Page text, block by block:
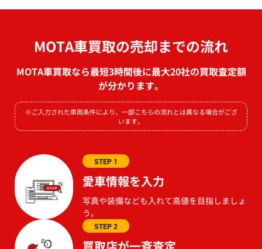
MOTA車買取の売却までの流れ
MOTA車買取なら最短3時間後に最大20社の買取査定額
が分かります。
※ご入力された車両条件により、一部こちらの流れとは異なる場合がござ
います。
STEP 1
愛車情報を入力
写真や装備なども入れて高値を目指しましょ
う。
STEP 2